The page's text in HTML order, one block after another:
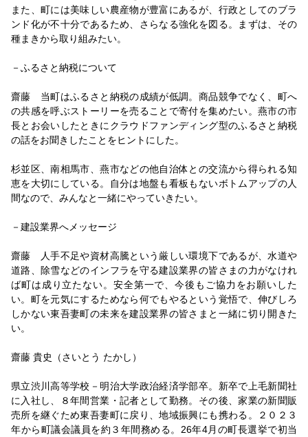
目就任インタビュー
2026/01/16
年式典で交流を
子どもの成長支える投資へ／遠藤浩町長 ２期目就任イ
ンタビュー
2026/01/05
【新春インタビュー】金子恭之国土交通相／新しい時代
また、町には美味しい農産物が豊富にあるが、行政としてのブラ
ンド化が不十分であるため、さらなる強化を図る。まずは、その
種まきから取り組みたい。
－ふるさと納税について
齋藤 当町はふるさと納税の成績が低調。商品競争でなく、町へ
の共感を呼ぶストーリーを売ることで寄付を集めたい。燕市の市
長とお会いしたときにクラウドファンディング型のふるさと納税
の話をお聞きしたことをヒントにした。
杉並区、南相馬市、燕市などの他自治体との交流から得られる知
恵を大切にしている。自分は地盤も看板もないボトムアップの人
間なので、みんなと一緒にやっていきたい。
－建設業界へメッセージ
齋藤 人手不足や資材高騰という厳しい環境下であるが、水道や
道路、除雪などのインフラを守る建設業界の皆さまの力がなけれ
ば町は成り立たない。安全第一で、今後もご協力をお願いした
い。町を元気にするためなら何でもやるという覚悟で、伸びしろ
しかない東吾妻町の未来を建設業界の皆さまと一緒に切り開きた
い。
齋藤 貴史（さいとう たかし）
県立渋川高等学校－明治大学政治経済学部卒。新卒で上毛新聞社
に入社し、８年間営業・記者として勤務。その後、家業の新聞販
売所を継ぐため東吾妻町に戻り、地域振興にも携わる。２０２３
年から町議会議員を約３年間務める。26年4月の町長選挙で初当